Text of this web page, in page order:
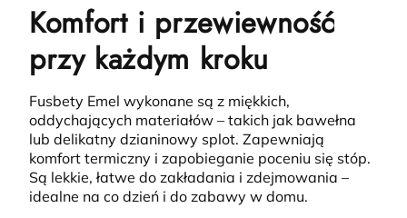
Komfort i przewiewność
przy każdym kroku
Fusbety Emel wykonane są z miękkich,
oddychających materiałów – takich jak bawełna
lub delikatny dzianinowy splot. Zapewniają
komfort termiczny i zapobieganie poceniu się stóp.
Są lekkie, łatwe do zakładania i zdejmowania –
idealne na co dzień i do zabawy w domu.